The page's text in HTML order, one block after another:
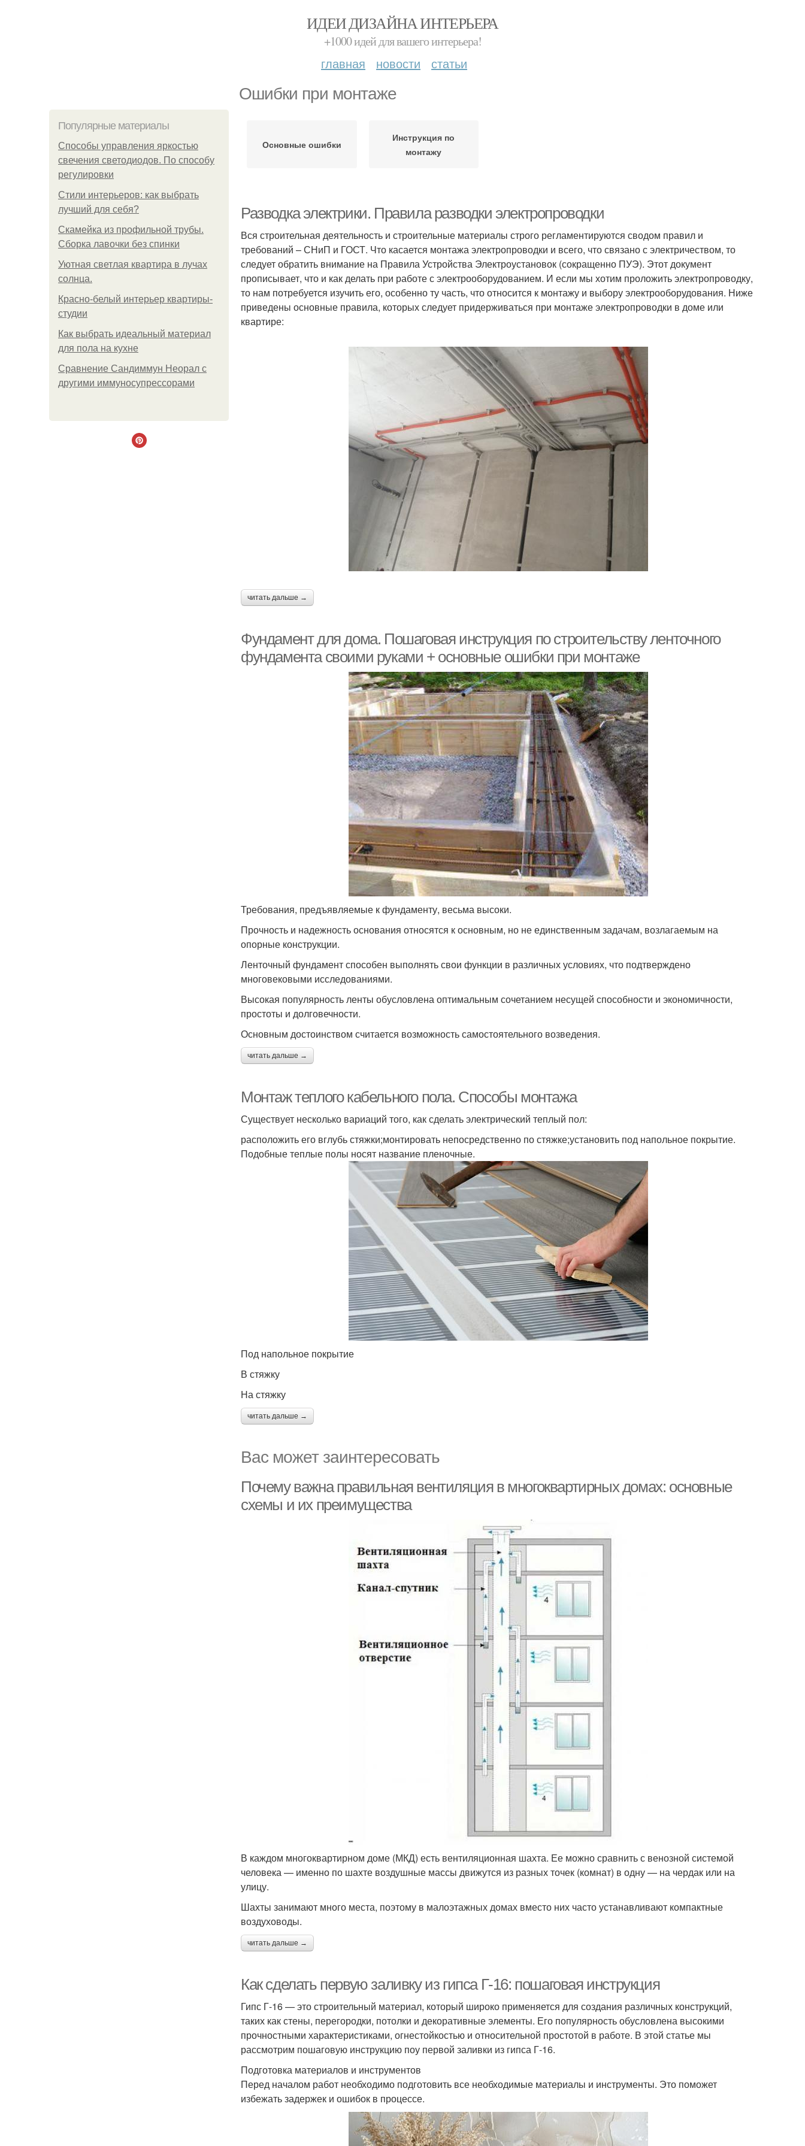
ИДЕИ ДИЗАЙНА ИНТЕРЬЕРА
+1000 идей для вашего интерьера!
главная новости статьи
Ошибки при монтаже
Популярные материалы
Способы управления яркостью
свечения светодиодов. По способу
регулировки
Стили интерьеров: как выбрать
лучший для себя?
Скамейка из профильной трубы.
Сборка лавочки без спинки
Уютная светлая квартира в лучах
солнца.
Красно-белый интерьер квартиры-
студии
Как выбрать идеальный материал
для пола на кухне
Сравнение Сандиммун Неорал с
другими иммуносупрессорами
Основные ошибки
Инструкция по
монтажу
Разводка электрики. Правила разводки электропроводки
Вся строительная деятельность и строительные материалы строго регламентируются сводом правил и
требований – СНиП и ГОСТ. Что касается монтажа электропроводки и всего, что связано с электричеством, то
следует обратить внимание на Правила Устройства Электроустановок (сокращенно ПУЭ). Этот документ
прописывает, что и как делать при работе с электрооборудованием. И если мы хотим проложить электропроводку,
то нам потребуется изучить его, особенно ту часть, что относится к монтажу и выбору электрооборудования. Ниже
приведены основные правила, которых следует придерживаться при монтаже электропроводки в доме или
квартире:
читать дальше →
Фундамент для дома. Пошаговая инструкция по строительству ленточного
фундамента своими руками + основные ошибки при монтаже
Требования, предъявляемые к фундаменту, весьма высоки.
Прочность и надежность основания относятся к основным, но не единственным задачам, возлагаемым на
опорные конструкции.
Ленточный фундамент способен выполнять свои функции в различных условиях, что подтверждено
многовековыми исследованиями.
Высокая популярность ленты обусловлена оптимальным сочетанием несущей способности и экономичности,
простоты и долговечности.
Основным достоинством считается возможность самостоятельного возведения.
читать дальше →
Монтаж теплого кабельного пола. Способы монтажа
Существует несколько вариаций того, как сделать электрический теплый пол:
расположить его вглубь стяжки;монтировать непосредственно по стяжке;установить под напольное покрытие.
Подобные теплые полы носят название пленочные.
Под напольное покрытие
В стяжку
На стяжку
читать дальше →
Вас может заинтересовать
Почему важна правильная вентиляция в многоквартирных домах: основные
схемы и их преимущества
В каждом многоквартирном доме (МКД) есть вентиляционная шахта. Ее можно сравнить с венозной системой
человека — именно по шахте воздушные массы движутся из разных точек (комнат) в одну — на чердак или на
улицу.
Шахты занимают много места, поэтому в малоэтажных домах вместо них часто устанавливают компактные
воздуховоды.
читать дальше →
Как сделать первую заливку из гипса Г-16: пошаговая инструкция
Гипс Г-16 — это строительный материал, который широко применяется для создания различных конструкций,
таких как стены, перегородки, потолки и декоративные элементы. Его популярность обусловлена высокими
прочностными характеристиками, огнестойкостью и относительной простотой в работе. В этой статье мы
рассмотрим пошаговую инструкцию поу первой заливки из гипса Г-16.
Подготовка материалов и инструментов
Перед началом работ необходимо подготовить все необходимые материалы и инструменты. Это поможет
избежать задержек и ошибок в процессе.